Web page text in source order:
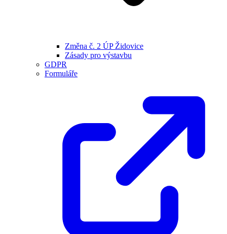
Změna č. 2 ÚP Židovice
Zásady pro výstavbu
GDPR
Formuláře